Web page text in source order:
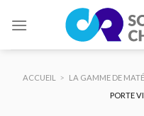
ACCUEIL > LA GAMME DE
PORTE